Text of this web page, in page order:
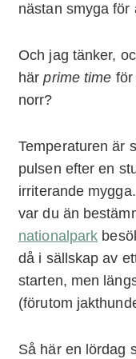
nästan smyga för
Och jag tänker,
härprime time för
norr?
Temperaturen är
pulsen efter en
irriterande
var du än
nationalpark
då i sällskap av
starten, men
(förutom
Så här en lördag